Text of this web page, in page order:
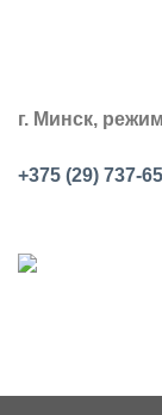
г. Минск, р
+375 (29) 737-